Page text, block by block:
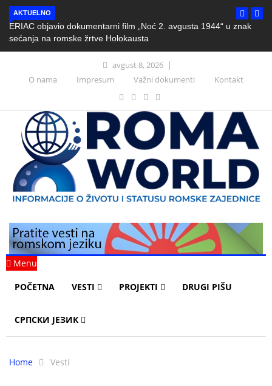
AKTUELNO
ERIAC objavio dokumentarni film „Noć 2. avgusta 1944“ u znak
sećanja na romske žrtve Holokausta
avgust 8, 2026
O nama
Impresum Važni dokumenti Kontakt
Menu
POČETNA VESTI PROJEKTI DRUGI PIŠU
СРПСКИ ЈЕЗИК
Home Vesti